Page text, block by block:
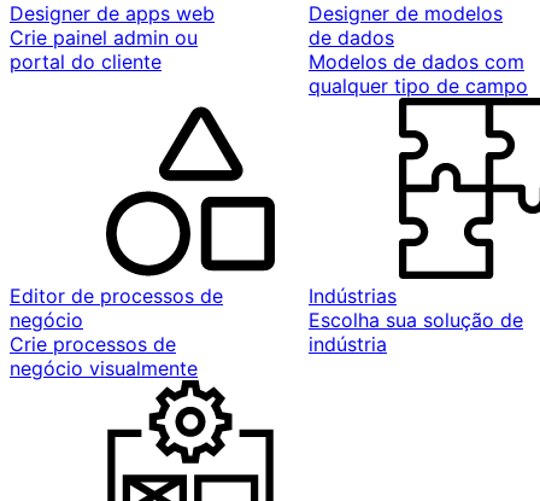
Designer de apps web
Crie painel admin ou
portal do cliente
Designer de modelos
de dados
Modelos de dados com
qualquer tipo de campo
Editor de processos de
negócio
Crie processos de
negócio visualmente
Indústrias
Escolha sua solução de
indústria